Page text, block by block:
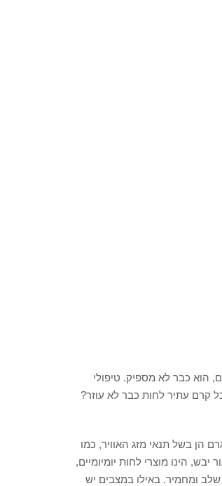
הוא כבר לא מספיק. טיפולי
קרם עתיר לחות כבר לא עוזר?
הן בשל תנאי מזג האוויר, כמו
הינו מוצרי לחות יומיומיים,
ומחמיר. באילו במצבים יש